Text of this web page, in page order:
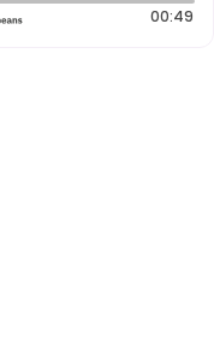
00:49